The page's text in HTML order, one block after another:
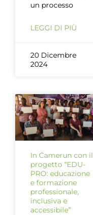
un processo
LEGGI DI PIÙ
20 Dicembre
2024
In Camerun con il
progetto “EDU-
PRO: educazione
e formazione
professionale,
inclusiva e
accessibile”